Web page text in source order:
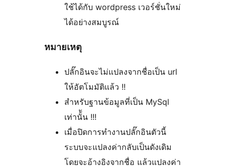
ใช้ได้กับ wordpress เวอร์ชั่นใหม่
ได้อย่างสมบูรณ์
หมายเหตุ
ปลั๊กอินจะไม่แปลงจากชื่อเป็น url
ให้อัตโมมัติแล้ว !!
สำหรับฐานข้อมูลที่เป็น MySql
เท่านั้ัน !!!
เมื่อปิดการทำงานปลั๊กอินตัวนี้
ระบบจะแปลงค่ากลับเป็นดังเดิม
โดยจะอ้างอิงจากชื่อ แล้วแปลงค่า